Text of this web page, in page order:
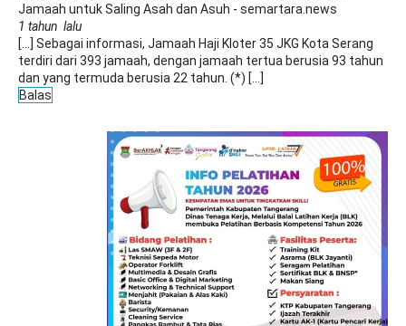
Jamaah untuk Saling Asah dan Asuh - semartara.news
1 tahun lalu
[…] Sebagai informasi, Jamaah Haji Kloter 35 JKG Kota Serang
terdiri dari 393 jamaah, dengan jamaah tertua berusia 93 tahun
dan yang termuda berusia 22 tahun. (*) […]
Balas